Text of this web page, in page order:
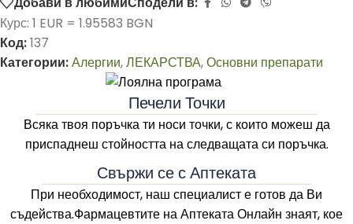
Курс: 1 EUR = 1.95583 BGN
Код:137
Категории:Алергии,ЛЕКАРСТВА,Основни препарати
Печели Точки
Всяка твоя поръчка ти носи точки, с които можеш да
приспаднеш стойността на следващата си поръчка.
Свържи се с Аптеката
При необходимост, наш специалист е готов да Ви
съдейства.Фармацевтите наАптеката Онлайн знаят, кое